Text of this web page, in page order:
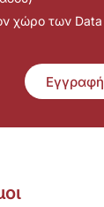
χώρο των Data
Εγγραφή